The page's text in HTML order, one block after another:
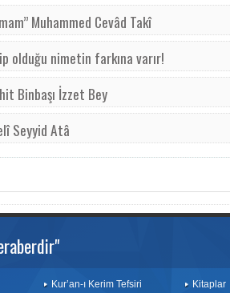
Muhammed Cevâd Takî
olduğu nimetin farkına varır!
Binbaşı İzzet Bey
Seyyid Atâ
Kur’an-ı Kerim Tefsiri Kitaplar